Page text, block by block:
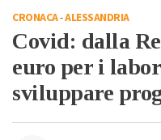
CRONACA-ALESSANDRIA
Covid: dalla
euro per i
sviluppare